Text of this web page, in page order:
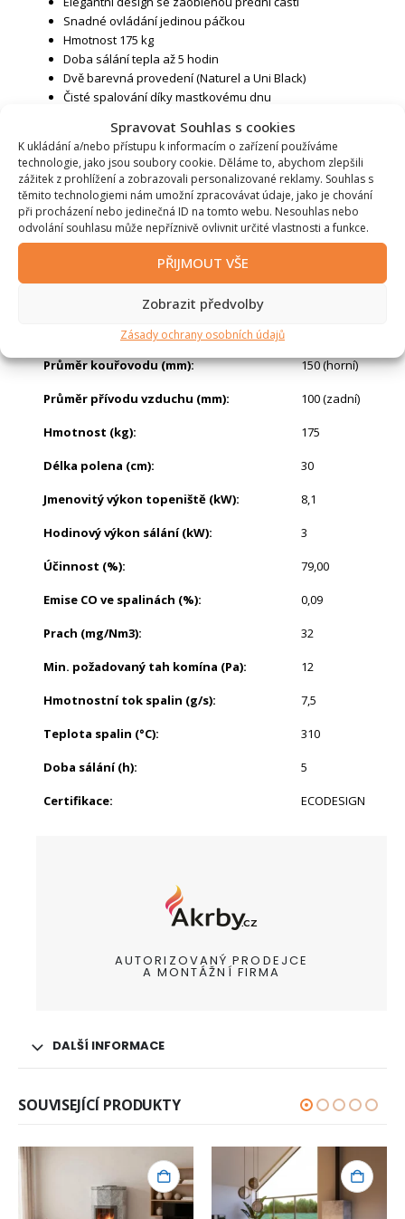
Spravovat Souhlas s cookies
K ukládání a/nebo přístupu k informacím o zařízení používáme
technologie, jako jsou soubory cookie. Děláme to, abychom zlepšili
zážitek z prohlížení a zobrazovali personalizované reklamy. Souhlas s
těmito technologiemi nám umožní zpracovávat údaje, jako je chování
při procházení nebo jedinečná ID na tomto webu. Nesouhlas nebo
odvolání souhlasu může nepříznivě ovlivnit určité vlastnosti a funkce.
PŘIJMOUT VŠE
Zobrazit předvolby
Zásady ochrany osobních údajů
Snadné ovládání jedinou páčkou
Hmotnost 175 kg
Doba sálání tepla až 5 hodin
Dvě barevná provedení (Naturel a Uni Black)
Čisté spalování díky mastkovému dnu
Doplňkové parametry
Značka: Altech
Model: Torus Basis
Hloubka (cm):
Průměr kouřovodu (mm): 150 (horní)
Průměr přívodu vzduchu (mm): 100 (zadní)
Hmotnost (kg): 175
Délka polena (cm): 30
Jmenovitý výkon topeniště (kW): 8,1
Hodinový výkon sálání (kW): 3
Účinnost (%): 79,00
Emise CO ve spalinách (%): 0,09
Prach (mg/Nm3): 32
Min. požadovaný tah komína (Pa): 12
Hmotnostní tok spalin (g/s): 7,5
Teplota spalin (°C): 310
Doba sálání (h): 5
Certifikace: ECODESIGN
AUTORIZOVANÝ PRODEJCE
A MONTÁŽNÍ FIRMA
DALŠÍ INFORMACE
SOUVISEJÍCÍ PRODUKTY